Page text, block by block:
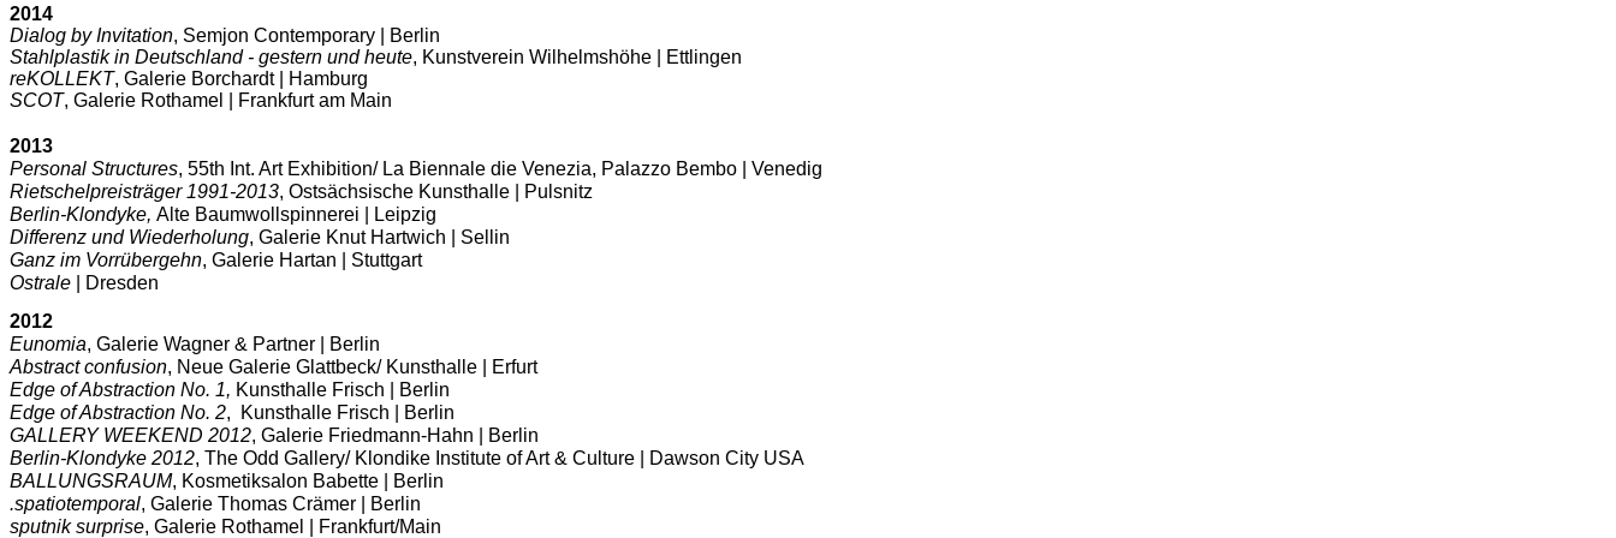
2014
Dialog by Invitation, Semjon Contemporary | Berlin
Stahlplastik in Deutschland - gestern und heute, Kunstverein Wilhelmshöhe | Ettlingen
reKOLLEKT, Galerie Borchardt | Hamburg
SCOT, Galerie Rothamel | Frankfurt am Main
2013
Personal Structures, 55th Int. Art Exhibition/ La Biennale die Venezia, Palazzo Bembo | Venedig
Rietschelpreisträger 1991-2013, Ostsächsische Kunsthalle | Pulsnitz
Berlin-Klondyke, Alte Baumwollspinnerei | Leipzig
Differenz und Wiederholung, Galerie Knut Hartwich | Sellin
Ganz im Vorrübergehn, Galerie Hartan | Stuttgart
Ostrale
| Dresden
2012
Eunomia, Galerie Wagner & Partner | Berlin
Abstract confusion, Neue Galerie Glattbeck/ Kunsthalle | Erfurt
Edge of Abstraction No. 1, Kunsthalle Frisch | Berlin
Edge of Abstraction No. 2, Kunsthalle Frisch | Berlin
GALLERY WEEKEND 2012, Galerie Friedmann-Hahn | Berlin
Berlin-Klondyke 2012, The Odd Gallery/ Klondike Institute of Art & Culture | Dawson City USA
BALLUNGSRAUM, Kosmetiksalon Babette | Berlin
.spatiotemporal, Galerie Thomas Crämer | Berlin
sputnik surprise, Galerie Rothamel | Frankfurt/Main